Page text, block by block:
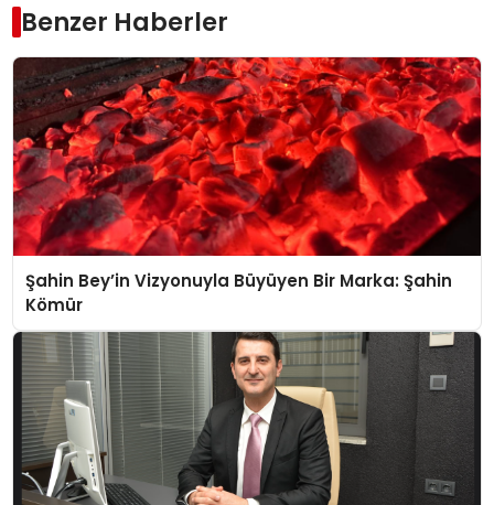
Benzer Haberler
Şahin Bey’in Vizyonuyla Büyüyen Bir Marka: Şahin
Kömür